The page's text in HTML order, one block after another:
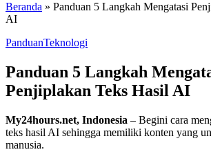
Beranda » Panduan 5 Langkah Mengatasi
AI
PanduanTeknologi
Panduan 5 Langkah
Penjiplakan Teks Hasil AI
My24hours.net, Indonesia – Begini cara
teks hasil AI sehingga memiliki konten yang
manusia.